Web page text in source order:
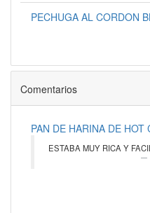
PECHUGA AL CORDON
Comentarios
PAN DE HARINA DE HOT
ESTABA MUY RICA Y